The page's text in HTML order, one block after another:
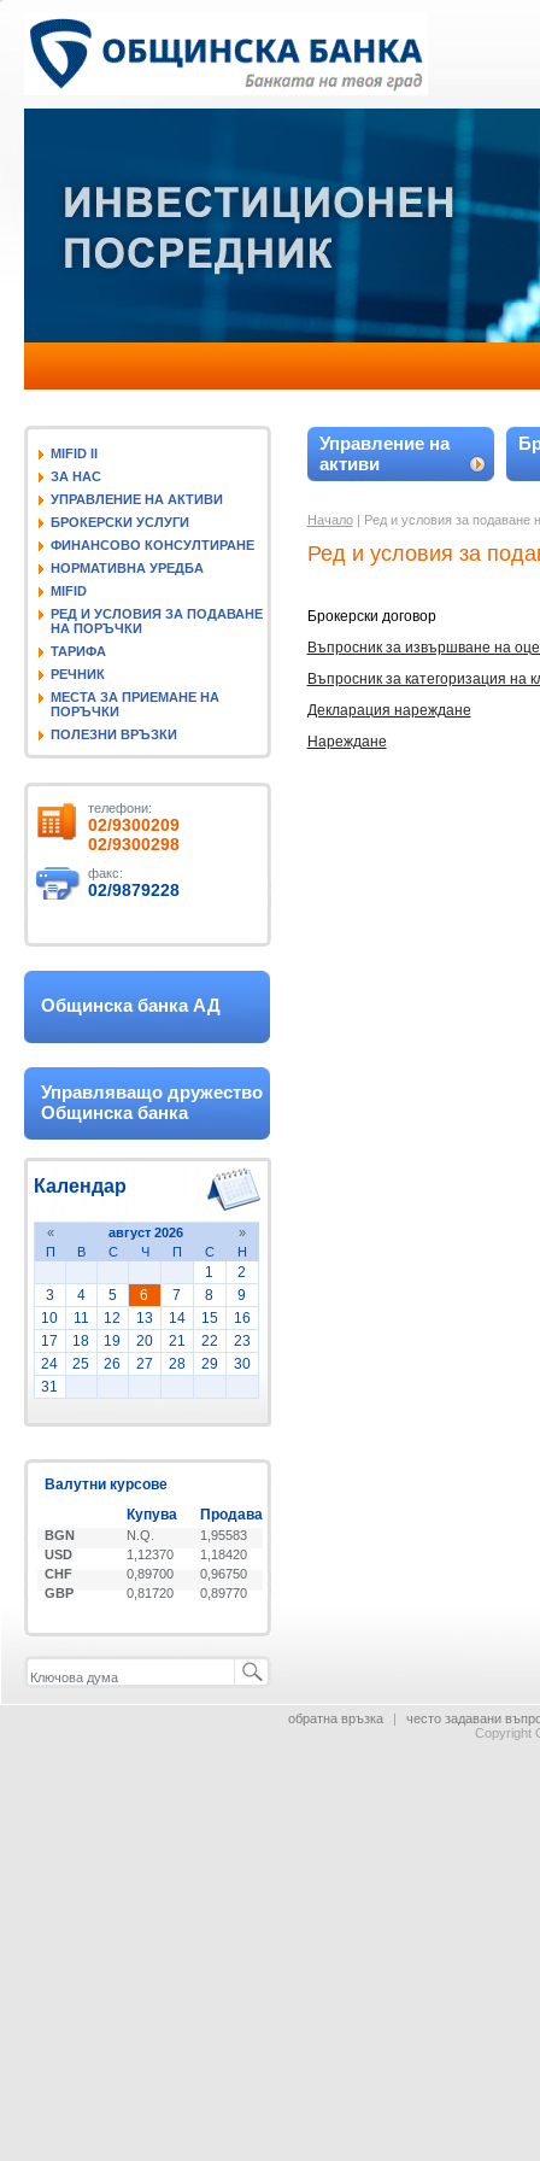
MIFID II
ЗА НАС
УПРАВЛЕНИЕ НА АКТИВИ
БРОКЕРСКИ УСЛУГИ
ФИНАНСОВО КОНСУЛТИРАНЕ
НОРМАТИВНА УРЕДБА
MIFID
РЕД И УСЛОВИЯ ЗА ПОДАВАНЕ
НА ПОРЪЧКИ
ТАРИФА
РЕЧНИК
МЕСТА ЗА ПРИЕМАНЕ НА
ПОРЪЧКИ
ПОЛЕЗНИ ВРЪЗКИ
телефони:
02/9300209
02/9300298
факс:
02/9879228
Общинска банка АД
Управляващо дружество
Общинска банка
Календар
« август 2026
»
П
В С Ч П С Н
1
2
3
4 5 6 7 8
9
10
11 12 13 14 15
16
17
18 19 20 21 22
23
24
25 26 27 28 29
30
31
Валутни курсове
Купува
Продава
BGN N.Q.
1,95583
USD
1,12370
1,18420
CHF
0,89700
0,96750
GBP
0,81720 0,89770
Управление на
активи
Начало| Ред и условия за подаване
Ред и условия за
Брокерски договор
Въпросник за извършване на
Въпросник за категоризация на
Декларация нареждане
Нареждане
обратна връзка |
често задавани
Copyright